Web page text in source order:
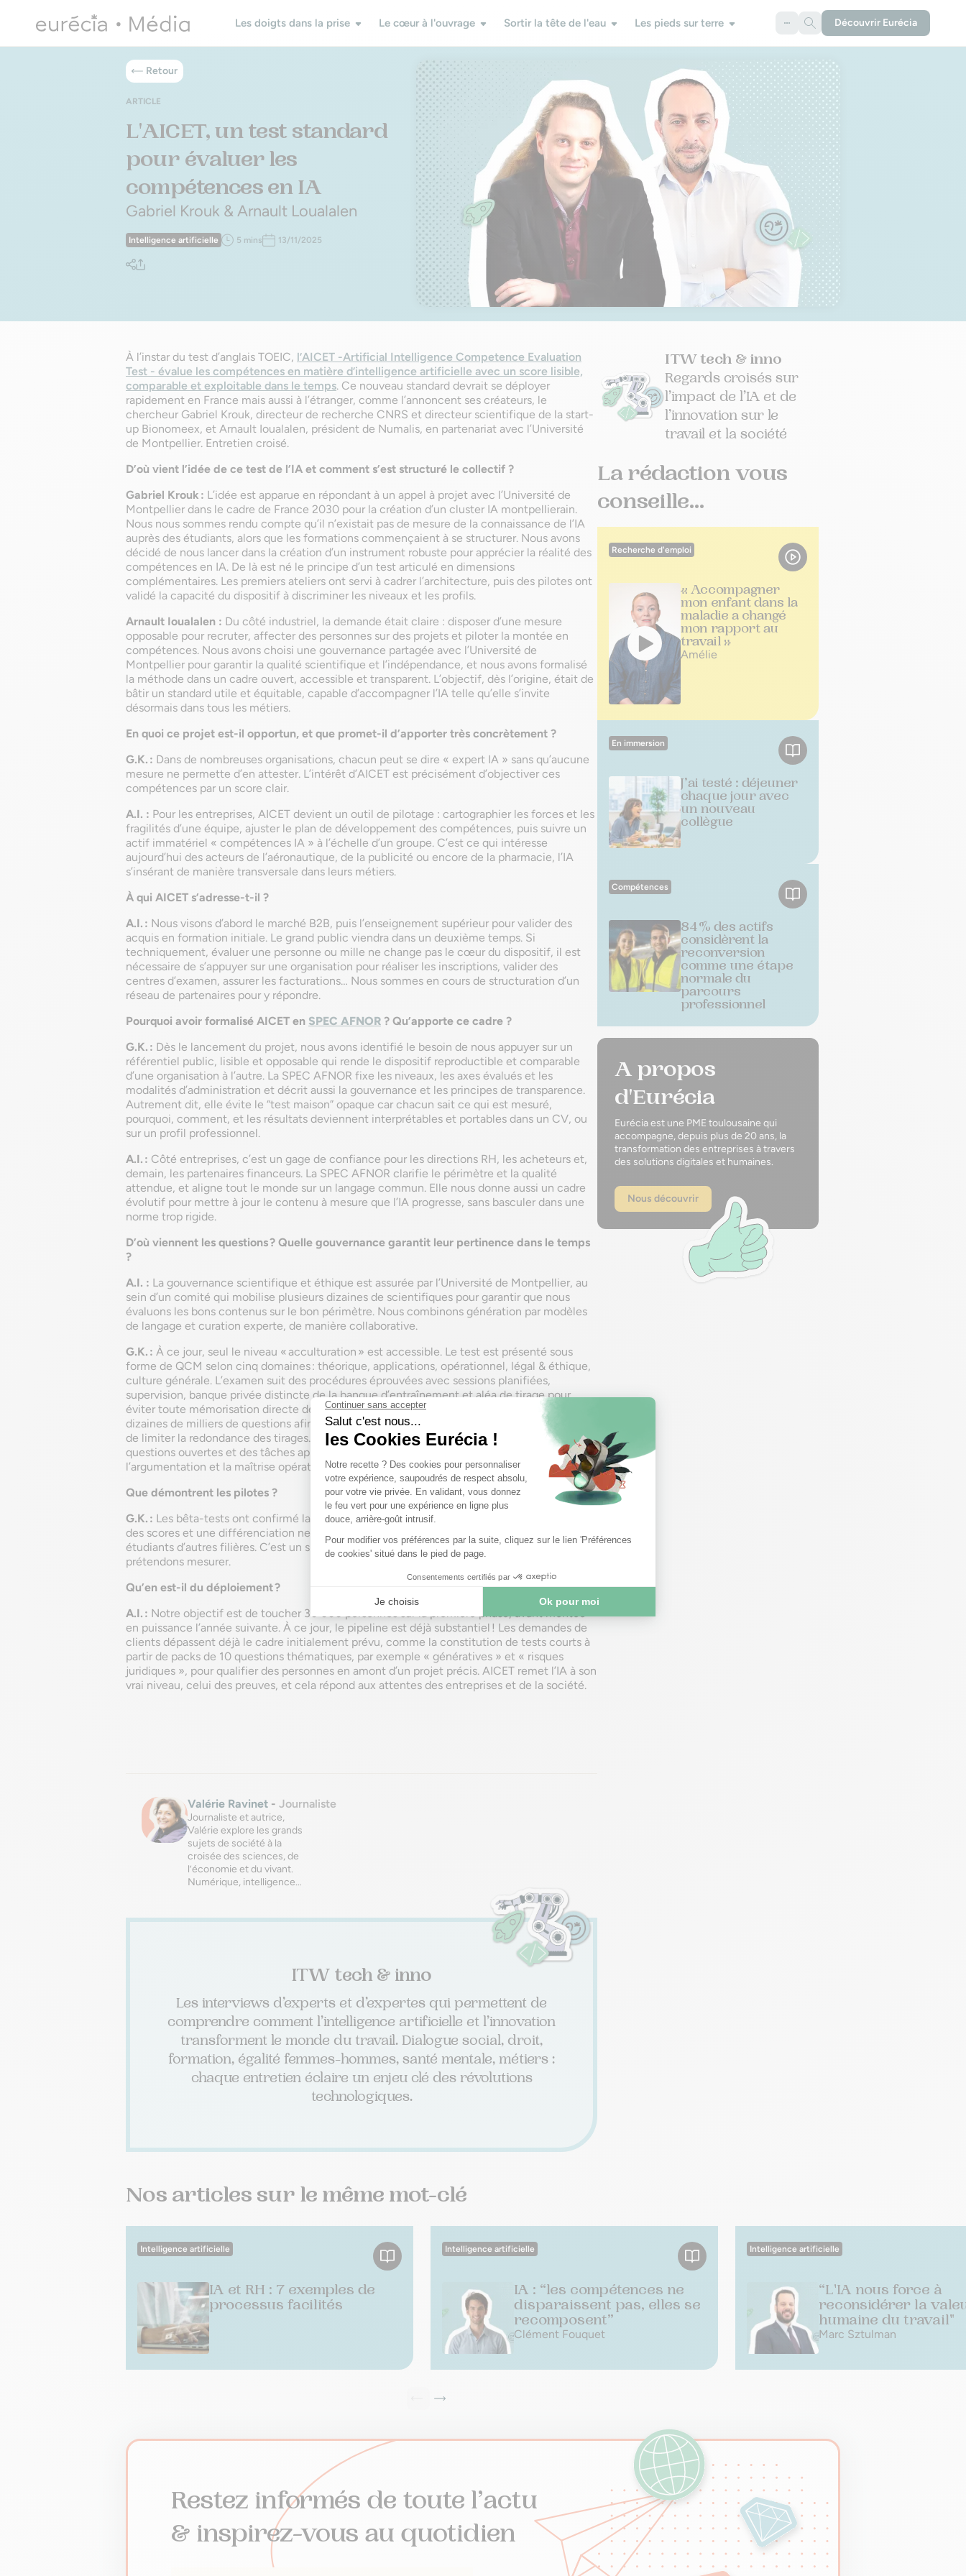
Les doigts dans la prise Le cœur à l'ouvrage Sortir la tête de l'eau Les pieds sur terre Découvrir Eurécia
Retour
ARTICLE
L'AICET, un test standard
pour évaluer les
compétences en IA
Gabriel Krouk & Arnault Loualalen
Intelligence artificielle 5 mins 13/11/2025
À l’instar du test d’anglais TOEIC, l’AICET -Artificial Intelligence Competence Evaluation
Test - évalue les compétences en matière d’intelligence artificielle avec un score lisible,
comparable et exploitable dans le temps. Ce nouveau standard devrait se déployer
rapidement en France mais aussi à l’étranger, comme l’annoncent ses créateurs, le
chercheur Gabriel Krouk, directeur de recherche CNRS et directeur scientifique de la start-
up Bionomeex, et Arnault Ioualalen, président de Numalis, en partenariat avec l’Université
de Montpellier. Entretien croisé.
D’où vient l’idée de ce test de l’IA et comment s’est structuré le collectif ?
Gabriel Krouk : L’idée est apparue en répondant à un appel à projet avec l’Université de
Montpellier dans le cadre de France 2030 pour la création d’un cluster IA montpellierain.
Nous nous sommes rendu compte qu’il n’existait pas de mesure de la connaissance de l’IA
auprès des étudiants, alors que les formations commençaient à se structurer. Nous avons
décidé de nous lancer dans la création d’un instrument robuste pour apprécier la réalité des
compétences en IA. De là est né le principe d’un test articulé en dimensions
complémentaires. Les premiers ateliers ont servi à cadrer l’architecture, puis des pilotes ont
validé la capacité du dispositif à discriminer les niveaux et les profils.
Arnault Ioualalen : Du côté industriel, la demande était claire : disposer d’une mesure
opposable pour recruter, affecter des personnes sur des projets et piloter la montée en
compétences. Nous avons choisi une gouvernance partagée avec l’Université de
Montpellier pour garantir la qualité scientifique et l’indépendance, et nous avons formalisé
la méthode dans un cadre ouvert, accessible et transparent. L’objectif, dès l’origine, était de
bâtir un standard utile et équitable, capable d’accompagner l’IA telle qu’elle s’invite
désormais dans tous les métiers.
En quoi ce projet est-il opportun, et que promet-il d’apporter très concrètement ?
G.K. : Dans de nombreuses organisations, chacun peut se dire « expert IA » sans qu’aucune
mesure ne permette d’en attester. L’intérêt d’AICET est précisément d’objectiver ces
compétences par un score clair.
A.I. : Pour les entreprises, AICET devient un outil de pilotage : cartographier les forces et les
fragilités d’une équipe, ajuster le plan de développement des compétences, puis suivre un
actif immatériel « compétences IA » à l’échelle d’un groupe. C’est ce qui intéresse
aujourd’hui des acteurs de l’aéronautique, de la publicité ou encore de la pharmacie, l’IA
s’insérant de manière transversale dans leurs métiers.
À qui AICET s’adresse-t-il ?
A.I. : Nous visons d’abord le marché B2B, puis l’enseignement supérieur pour valider des
acquis en formation initiale. Le grand public viendra dans un deuxième temps. Si
techniquement, évaluer une personne ou mille ne change pas le cœur du dispositif, il est
nécessaire de s’appuyer sur une organisation pour réaliser les inscriptions, valider des
centres d’examen, assurer les facturations… Nous sommes en cours de structuration d’un
réseau de partenaires pour y répondre.
Pourquoi avoir formalisé AICET en SPEC AFNOR ? Qu’apporte ce cadre ?
G.K. : Dès le lancement du projet, nous avons identifié le besoin de nous appuyer sur un
référentiel public, lisible et opposable qui rende le dispositif reproductible et comparable
d’une organisation à l’autre. La SPEC AFNOR fixe les niveaux, les axes évalués et les
modalités d’administration et décrit aussi la gouvernance et les principes de transparence.
Autrement dit, elle évite le “test maison” opaque car chacun sait ce qui est mesuré,
pourquoi, comment, et les résultats deviennent interprétables et portables dans un CV, ou
sur un profil professionnel.
A.I. : Côté entreprises, c’est un gage de confiance pour les directions RH, les acheteurs et,
demain, les partenaires financeurs. La SPEC AFNOR clarifie le périmètre et la qualité
attendue, et aligne tout le monde sur un langage commun. Elle nous donne aussi un cadre
évolutif pour mettre à jour le contenu à mesure que l’IA progresse, sans basculer dans une
norme trop rigide.
D’où viennent les questions ? Quelle gouvernance garantit leur pertinence dans le temps
?
A.I. : La gouvernance scientifique et éthique est assurée par l’Université de Montpellier, au
sein d’un comité qui mobilise plusieurs dizaines de scientifiques pour garantir que nous
évaluons les bons contenus sur le bon périmètre. Nous combinons génération par modèles
de langage et curation experte, de manière collaborative.
G.K. : À ce jour, seul le niveau « acculturation » est accessible. Le test est présenté sous
forme de QCM selon cinq domaines : théorique, applications, opérationnel, légal & éthique,
culture générale. L’examen suit des procédures éprouvées avec sessions planifiées,
supervision, banque privée distincte de la banque d’entraînement et aléa de tirage pour
éviter toute mémorisation directe des items. L’ambition est d’atteindre rapidement plusieurs
dizaines de milliers de questions afin de couvrir les centaines de sous-domaines de l’IA et
de limiter la redondance des tirages. Pour les niveaux supérieurs, le test proposera aussi des
questions ouvertes et des tâches appliquées, pour évaluer plus finement la pertinence de
l’argumentation et la maîtrise opérationnelle.
Que démontrent les pilotes ?
G.K. : Les bêta-tests ont confirmé la validité de l’instrument avec une distribution normale
des scores et une différenciation nette entre publics, par exemple entre ingénieurs et
étudiants d’autres filières. C’est un signal fort, et nous mesurons bien ce que nous
prétendons mesurer.
Qu’en est-il du déploiement ?
A.I. : Notre objectif est de toucher 30 000 personnes sur la première phase, avant montée
en puissance l’année suivante. À ce jour, le pipeline est déjà substantiel ! Les demandes de
clients dépassent déjà le cadre initialement prévu, comme la constitution de tests courts à
partir de packs de 10 questions thématiques, par exemple « génératives » et « risques
juridiques », pour qualifier des personnes en amont d’un projet précis. AICET remet l’IA à son
vrai niveau, celui des preuves, et cela répond aux attentes des entreprises et de la société.
Valérie Ravinet - Journaliste
Journaliste et autrice,
Valérie explore les grands
sujets de société à la
croisée des sciences, de
l’économie et du vivant.
Numérique, intelligence…
ITW tech & inno
Les interviews d’experts et d’expertes qui permettent de
comprendre comment l’intelligence artificielle et l’innovation
transforment le monde du travail. Dialogue social, droit,
formation, égalité femmes-hommes, santé mentale, métiers :
chaque entretien éclaire un enjeu clé des révolutions
technologiques.
ITW tech & inno
Regards croisés sur
l’impact de l’IA et de
l’innovation sur le
travail et la société
La rédaction vous
conseille...
Recherche d'emploi
« Accompagner
mon enfant dans la
maladie a changé
mon rapport au
travail »
Amélie
En immersion
J’ai testé : déjeuner
chaque jour avec
un nouveau
collègue
Compétences
84 % des actifs
considèrent la
reconversion
comme une étape
normale du
parcours
professionnel
A propos
d'Eurécia
Eurécia est une PME toulousaine qui
accompagne, depuis plus de 20 ans, la
transformation des entreprises à travers
des solutions digitales et humaines.
Nous découvrir
Nos articles sur le même mot-clé
Intelligence artificielle
IA et RH : 7 exemples de
processus facilités
Intelligence artificielle
IA : “les compétences ne
disparaissent pas, elles se
recomposent”
Clément Fouquet
Intelligence artificielle
“L'IA nous force à
reconsidérer la
humaine du travail"
Marc Sztulman
Restez informés de toute l’actu
& inspirez-vous au quotidien